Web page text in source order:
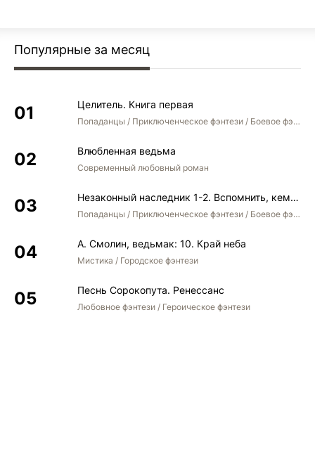
Популярные за месяц
Целитель. Книга первая
Попаданцы / Приключенческое фэнтези / Боевое фэнтези
Влюбленная ведьма
Современный любовный роман
Незаконный наследник 1-2. Вспомнить, кем был. Стать собой. Остаться собой
Попаданцы / Приключенческое фэнтези / Боевое фэнтези / Юмористическое фэнтези
А. Смолин, ведьмак: 10. Край неба
Мистика / Городское фэнтези
Песнь Сорокопута. Ренессанс
Любовное фэнтези / Героическое фэнтези